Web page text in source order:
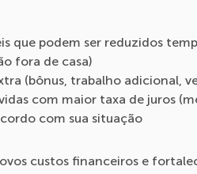
que podem ser reduzidos
fora de casa)
(bônus, trabalho adicional,
com maior taxa de juros
com sua situação
custos financeiros e